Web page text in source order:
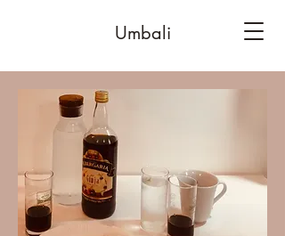
Umbali